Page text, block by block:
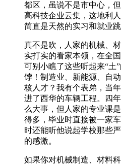
都区，虽说不是市中心，
高科技企业云集，这地利
简直是天然的实习和就业跳
真不是吹，人家的机械、
实打实的看家本领，在全
可别小瞧了这些听起来“土
饽！制造业、新能源、自
核人才？我有个表弟，当
进了西华的车辆工程。四
么大事，但人家的专业课
得多，毕业时直接被一家
时还能听他说起学校那些
的感激。
如果你对机械制造、材料